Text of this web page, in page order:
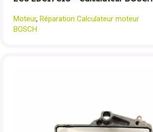
Moteur, Réparation Calculateur moteur
BOSCH